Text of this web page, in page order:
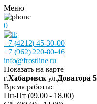
Меню
0
+7 (4212) 45-30-00
+7 (962) 220-80-46
info@frostline.ru
Показать на карте
г.Хабаровск ул.Доватора 5
Время работы:
Пн-Пт (09.00 - 18.00)